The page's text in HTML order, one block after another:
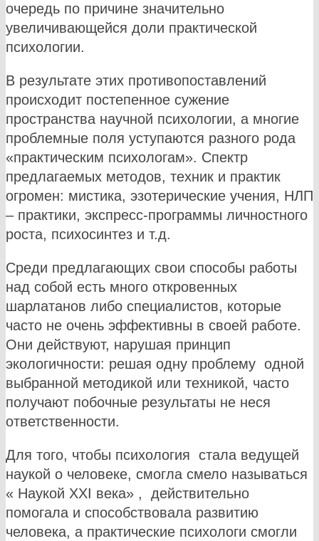
очередь по причине значительно
увеличивающейся доли практической
психологии.
В результате этих противопоставлений
происходит постепенное сужение
пространства научной психологии, а многие
проблемные поля уступаются разного рода
«практическим психологам». Спектр
предлагаемых методов, техник и практик
огромен: мистика, эзотерические учения, НЛП
– практики, экспресс-программы личностного
роста, психосинтез и т.д.
Среди предлагающих свои способы работы
над собой есть много откровенных
шарлатанов либо специалистов, которые
часто не очень эффективны в своей работе.
Они действуют, нарушая принцип
экологичности: решая одну проблему одной
выбранной методикой или техникой, часто
получают побочные результаты не неся
ответственности.
Для того, чтобы психология стала ведущей
наукой о человеке, смогла смело называться
« Наукой XXI века» , действительно
помогала и способствовала развитию
человека, а практические психологи смогли